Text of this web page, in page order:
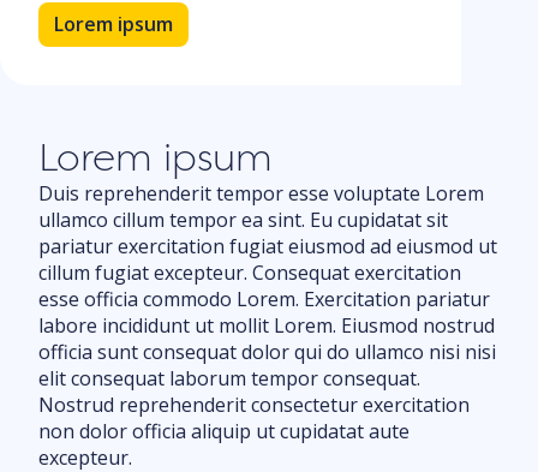
Lorem ipsum
Lorem ipsum
Duis reprehenderit tempor esse voluptate Lorem
ullamco cillum tempor ea sint. Eu cupidatat sit
pariatur exercitation fugiat eiusmod ad eiusmod ut
cillum fugiat excepteur. Consequat exercitation
esse officia commodo Lorem. Exercitation pariatur
labore incididunt ut mollit Lorem. Eiusmod nostrud
officia sunt consequat dolor qui do ullamco nisi nisi
elit consequat laborum tempor consequat.
Nostrud reprehenderit consectetur exercitation
non dolor officia aliquip ut cupidatat aute
excepteur.